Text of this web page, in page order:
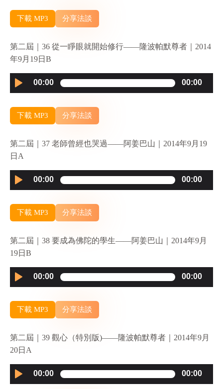
下載 MP3 分享法談
第二屆｜36 從一睜眼就開始修行——隆波帕默尊者｜2014
年9月19日B
Audio
Player
00:00 00:00
下載 MP3 分享法談
第二屆｜37 老師曾經也哭過——阿姜巴山｜2014年9月19
日A
Audio
Player
00:00 00:00
下載 MP3 分享法談
第二屆｜38 要成為佛陀的學生——阿姜巴山｜2014年9月
19日B
Audio
Player
00:00 00:00
下載 MP3 分享法談
第二屆｜39 觀心（特別版)——隆波帕默尊者｜2014年9月
20日A
Audio
Player
00:00 00:00